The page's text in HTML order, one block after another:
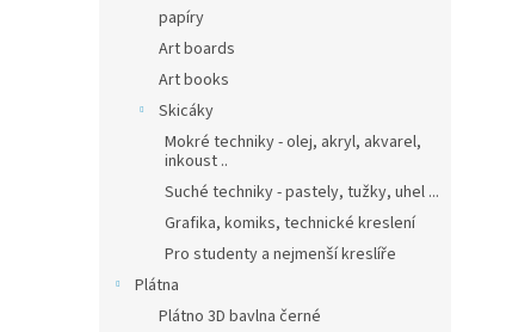
papíry
Art boards
Art books
Skicáky
Mokré techniky - olej, akryl, akvarel,
inkoust ..
Suché techniky - pastely, tužky, uhel ...
Grafika, komiks, technické kreslení
Pro studenty a nejmenší kreslíře
Plátna
Plátno 3D bavlna černé